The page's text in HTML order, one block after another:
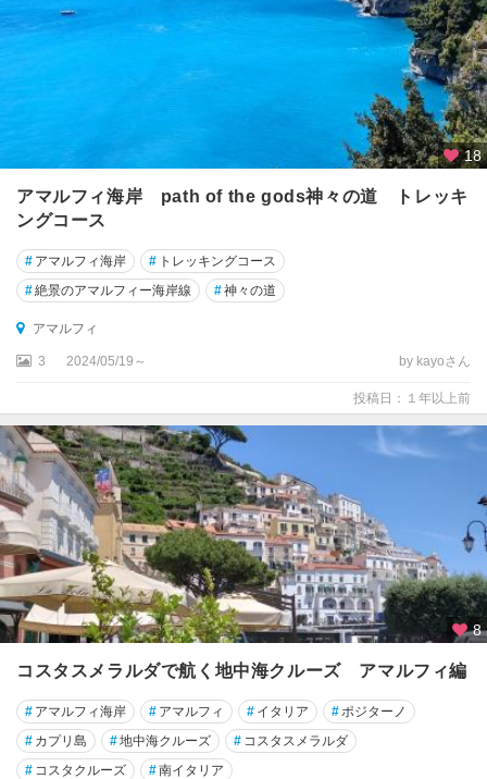
ィ
デ
ィ
ッ
ツ
ァ
バ
ー
タ
州
バ
ッ
サ
ー
ノ
ル
ラ
ッ
パ
18
アマルフィ海岸 path of the gods神々の道 トレッキ
ングコース
# アマルフィ海岸 # トレッキングコース
#絶景のアマルフィー海岸線 #神々の道
アマルフィ
3 2024/05/19～ by kayoさん
投稿日：１年以上前
8
コスタスメラルダで航く地中海クルーズ アマルフィ編
# アマルフィ海岸 # アマルフィ # イタリア # ポジターノ
# カプリ島 #地中海クルーズ # コスタスメラルダ
# コスタクルーズ #南イタリア